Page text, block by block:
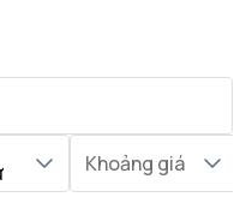
Khoảng giá